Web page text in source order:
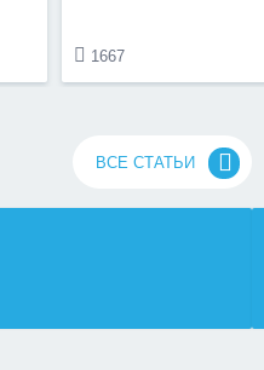
1667
ВСЕ СТАТЬИ